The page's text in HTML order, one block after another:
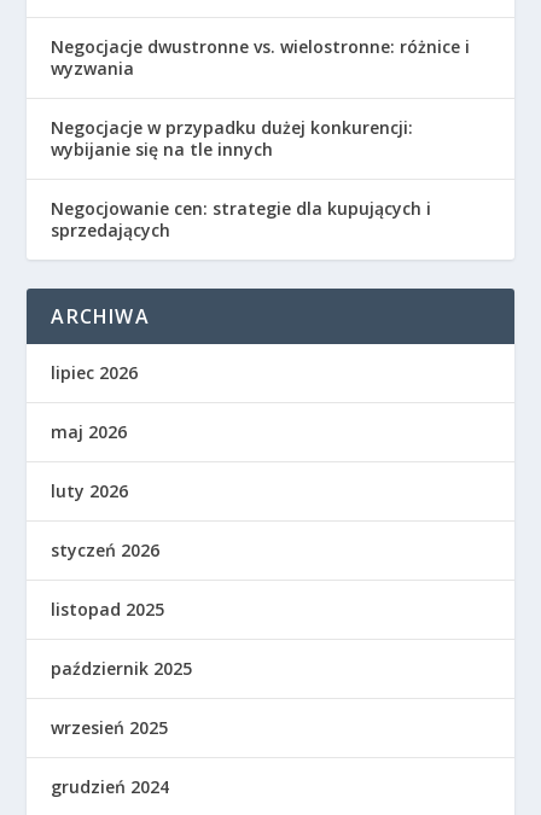
Negocjacje dwustronne vs. wielostronne: różnice i
wyzwania
Negocjacje w przypadku dużej konkurencji:
wybijanie się na tle innych
Negocjowanie cen: strategie dla kupujących i
sprzedających
ARCHIWA
lipiec 2026
maj 2026
luty 2026
styczeń 2026
listopad 2025
październik 2025
wrzesień 2025
grudzień 2024